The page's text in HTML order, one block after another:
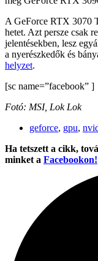
A GeForce RTX 3070
hetet. Azt persze csak
jelentésekben, lesz
a nyerészkedők és
helyzet.
[sc name=”facebook” ]
Fotó: MSI, Lok Lok
geforce, gpu,
Ha tetszett a cikk,
minket a Facebookon!